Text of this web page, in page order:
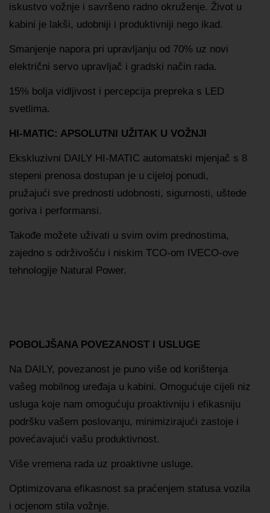
iskustvo vožnje i savršeno radno okruženje. Život u
kabini je lakši, udobniji i produktivniji nego ikad.
Smanjenje napora pri upravljanju od 70% uz novi
električni servo upravljač i gradski način rada.
15% bolja vidljivost i percepcija prepreka s LED
svetlima.
HI-MATIC: APSOLUTNI UŽITAK U VOŽNJI
Ekskluzivni DAILY HI-MATIC automatski mjenjač s 8
stepeni prenosa dostupan je u cijeloj ponudi,
pružajući sve prednosti udobnosti, sigurnosti, uštede
goriva i performansi.
Takođe možete uživati u svim ovim prednostima,
zajedno s održivošću i niskim TCO-om IVECO-ove
tehnologije Natural Power.
POBOLJŠANA POVEZANOST I USLUGE
Na DAILY, povezanost je puno više od korištenja
vašeg mobilnog uređaja u kabini. Omogućuje cijeli niz
usluga koje nam omogućuju proaktivniju i efikasniju
podršku vašem poslovanju, minimizirajući zastoje i
povećavajući vašu produktivnost.
Više vremena rada uz proaktivne usluge.
Optimizovana efikasnost sa praćenjem statusa vozila
i ocjenom stila vožnje.